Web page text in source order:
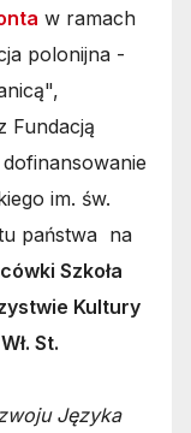
w ramach
polonijna -
Fundacją
im. św.
państwa na
Szkoła
Kultury
St.
Języka